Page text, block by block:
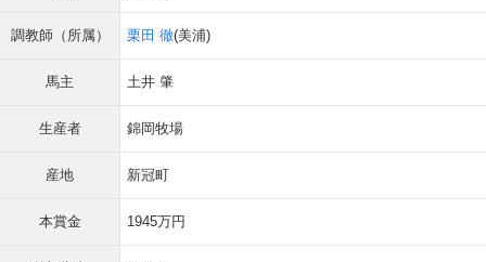
調教師（所属） 栗田 徹(美浦)
馬主 土井 肇
生産者 錦岡牧場
産地 新冠町
本賞金 1945万円